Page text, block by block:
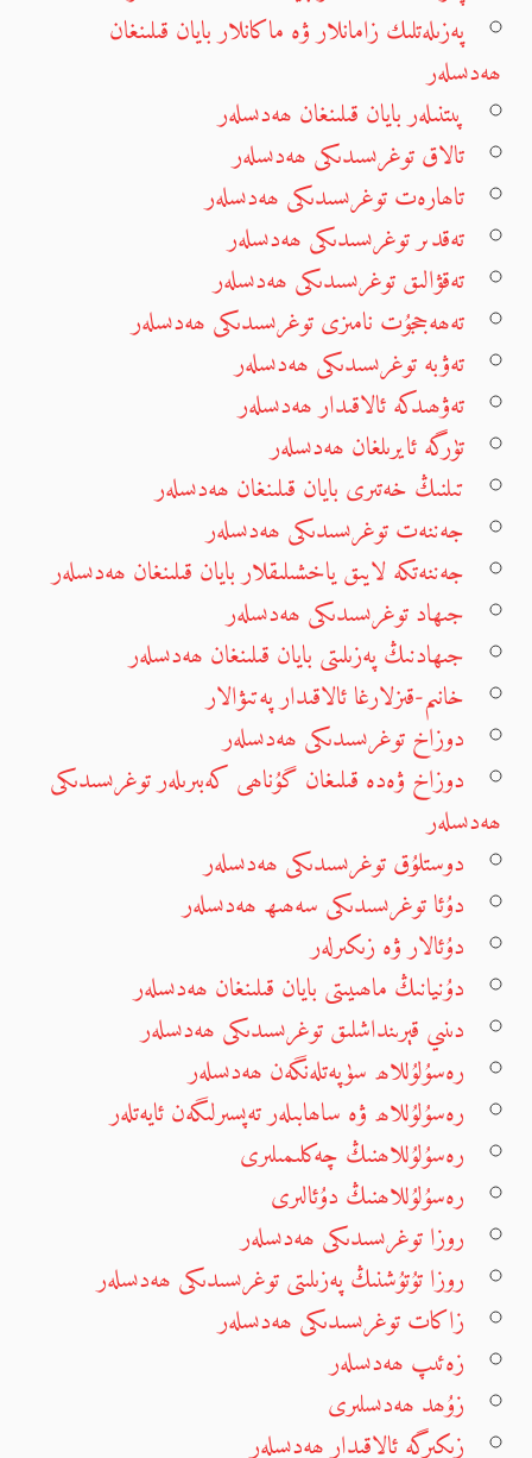
پەزىلەتلىك زامانلار ۋە ماكانلار بايان قىلىنغان
ھەدىسلەر
پىتنىلەر بايان قىلىنغان ھەدىسلەر
تالاق توغرىسىدىكى ھەدىسلەر
تاھارەت توغرىسىدىكى ھەدىسلەر
تەقدىر توغرىسىدىكى ھەدىسلەر
تەقۋالىق توغرىسىدىكى ھەدىسلەر
تەھەججۇت نامىزى توغرىسىدىكى ھەدىسلەر
تەۋبە توغرىسىدىكى ھەدىسلەر
تەۋھىدكە ئالاقىدار ھەدىسلەر
تۈرگە ئايرىلغان ھەدىسلەر
تىلنىڭ خەتىرى بايان قىلىنغان ھەدىسلەر
جەننەت توغرىسىدىكى ھەدىسلەر
جەننەتكە لايىق ياخشىلىقلار بايان قىلىنغان ھەدىسلەر
جىھاد توغرىسىدىكى ھەدىسلەر
جىھادنىڭ پەزىلىتى بايان قىلىنغان ھەدىسلەر
خانىم-قىزلارغا ئالاقىدار پەتىۋالار
دوزاخ توغرىسىدىكى ھەدىسلەر
دوزاخ ۋەدە قىلىغان گۇناھى كەبىرىلەر توغرىسىدىكى
ھەدىسلەر
دوستلۇق توغرىسىدىكى ھەدىسلەر
دۇئا توغرىسىدىكى سەھىھ ھەدىسلەر
دۇئالار ۋە زىكىرلەر
دۇنيانىڭ ماھىيىتى بايان قىلىنغان ھەدىسلەر
دىنىي قېرىنداشلىق توغرىسىدىكى ھەدىسلەر
رەسۇلۇللاھ سۈپەتلەنگەن ھەدىسلەر
رەسۇلۇللاھ ۋە ساھابىلەر تەپسىرلىگەن ئايەتلەر
رەسۇلۇللاھنىڭ چەكلىمىلىرى
رەسۇلۇللاھنىڭ دۇئالىرى
روزا توغرىسىدىكى ھەدىسلەر
روزا تۇتۇشنىڭ پەزىلىتى توغرىسىدىكى ھەدىسلەر
زاكات توغرىسىدىكى ھەدىسلەر
زەئىپ ھەدىسلەر
زۇھد ھەدىسلىرى
زىكىرگە ئالاقىدار ھەدىسلەر